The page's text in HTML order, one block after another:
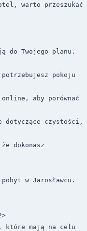
warto przeszukać
do Twojego planu.
pokoju
aby porównać
dotyczące czystości,
dokonasz
w Jarosławcu.
które mają na celu